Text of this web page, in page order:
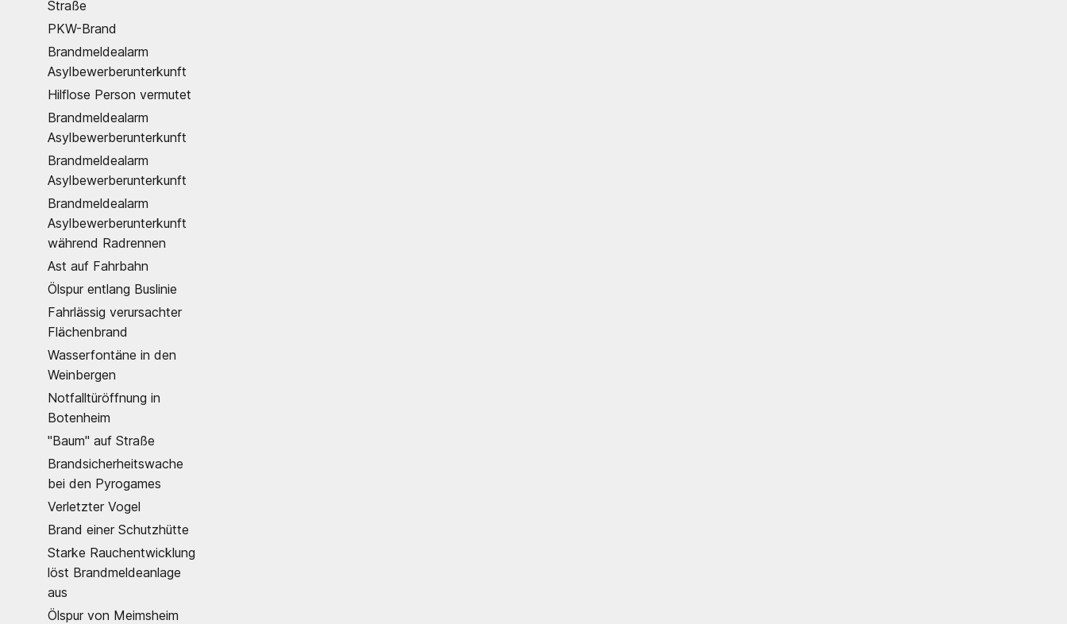
Straße
PKW-Brand
Brandmeldealarm
Asylbewerberunterkunft
Hilflose Person vermutet
Brandmeldealarm
Asylbewerberunterkunft
Brandmeldealarm
Asylbewerberunterkunft
Brandmeldealarm
Asylbewerberunterkunft
während Radrennen
Ast auf Fahrbahn
Ölspur entlang Buslinie
Fahrlässig verursachter
Flächenbrand
Wasserfontäne in den
Weinbergen
Notfalltüröffnung in
Botenheim
"Baum" auf Straße
Brandsicherheitswache
bei den Pyrogames
Verletzter Vogel
Brand einer Schutzhütte
Starke Rauchentwicklung
löst Brandmeldeanlage
aus
Ölspur von Meimsheim